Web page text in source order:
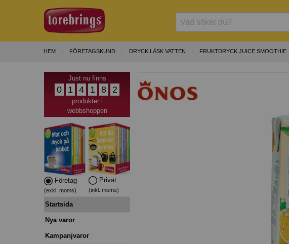
HEM FÖRETAGSKUND DRYCK LÄSK VATTEN FRUKTDRYCK JUICE SMOOTHIE
Just nu finns
0 1 4 1 8 2
produkter i
webbshoppen
Företag
(exkl. moms)
Privat
(inkl. moms)
Startsida
Nya varor
Kampanjvaror